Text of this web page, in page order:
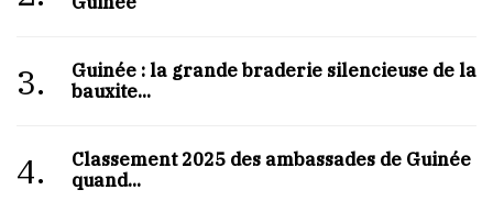
3.
Guinée : la grande braderie silencieuse de la
bauxite...
4.
Classement 2025 des ambassades de Guinée :
quand...